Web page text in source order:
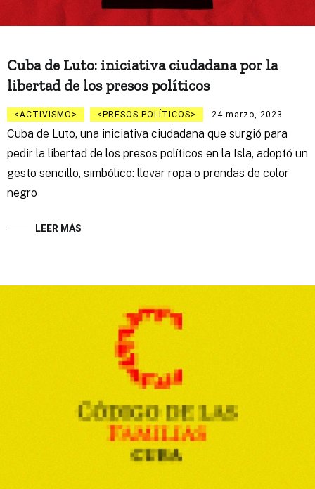
Cuba de Luto: iniciativa ciudadana por la
libertad de los presos políticos
ACTIVISMO PRESOS POLÍTICOS 24 marzo, 2023
Cuba de Luto, una iniciativa ciudadana que surgió para
pedir la libertad de los presos políticos en la Isla, adoptó un
gesto sencillo, simbólico: llevar ropa o prendas de color
negro
LEER MÁS